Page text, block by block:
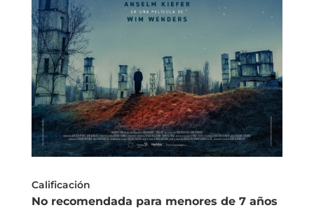
Calificación
No recomendada para menores de 7 años